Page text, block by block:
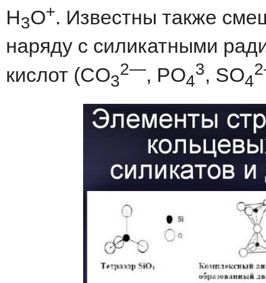
H3O+. Известны также
наряду c силикатными
кислот (CO3
2—, PO4
3, SO4
2